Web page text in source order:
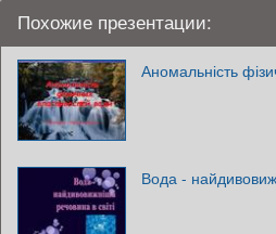
Похожие презентации:
Аномальність
Вода -